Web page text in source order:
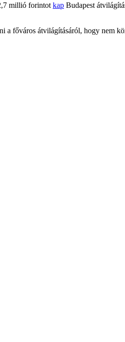
millió forintot kap Budapest
főváros átvilágításáról, hogy nem